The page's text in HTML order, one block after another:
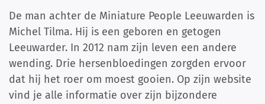
De man achter de Miniature People Leeuwarden is
Michel Tilma. Hij is een geboren en getogen
Leeuwarder. In 2012 nam zijn leven een andere
wending. Drie hersenbloedingen zorgden ervoor
dat hij het roer om moest gooien. Op zijn website
vind je alle informatie over zijn bijzondere